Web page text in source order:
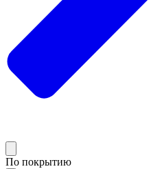
По покрытию